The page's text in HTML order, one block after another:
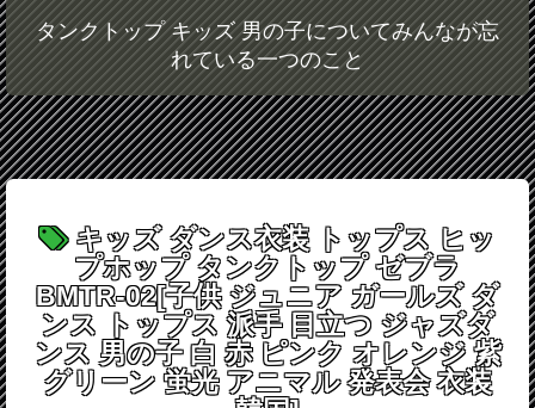
タンクトップ キッズ 男の子についてみんなが忘
れている一つのこと
キッズ ダンス衣装 トップス ヒッ
プホップ タンクトップ ゼブラ
BMTR-02[子供 ジュニア ガールズ ダ
ンス トップス 派手 目立つ ジャズダ
ンス 男の子 白 赤 ピンク オレンジ 紫
グリーン 蛍光 アニマル 発表会 衣装